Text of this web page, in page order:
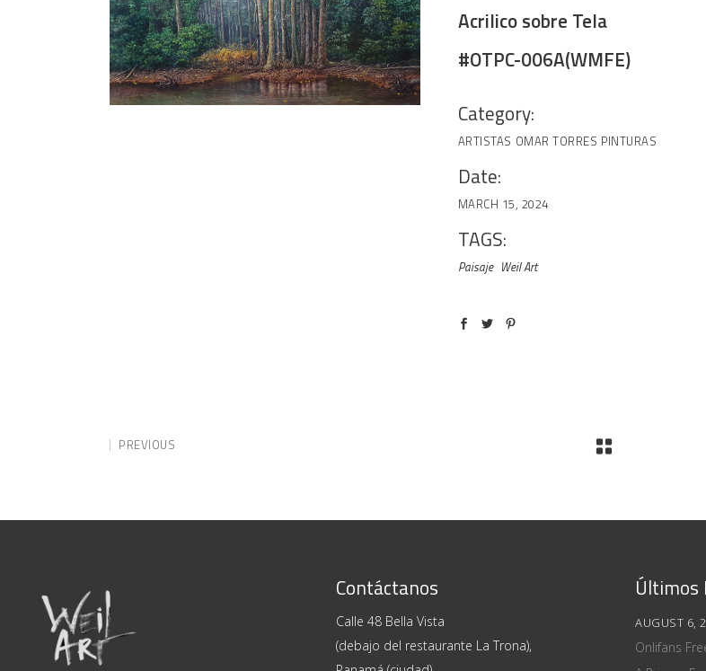
Acrilico sobre Tela
#OTPC-006A(WMFE)
Category:
ARTISTAS OMAR TORRES PINTURAS
Date:
MARCH 15, 2024
TAGS:
Paisaje Weil Art
PREVIOUS
Contáctanos
Calle 48 Bella Vista
(debajo del restaurante La Trona),
Últimos
AUGUST 6,
Onlifans